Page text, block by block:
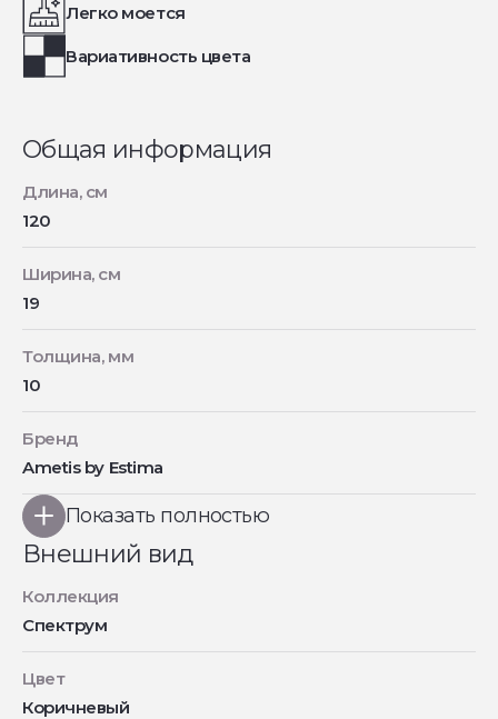
Легко моется
Вариативность цвета
Общая информация
Длина, см
120
Ширина, см
19
Толщина, мм
10
Бренд
Ametis by Estima
Показать полностью
Внешний вид
Коллекция
Спектрум
Цвет
Коричневый